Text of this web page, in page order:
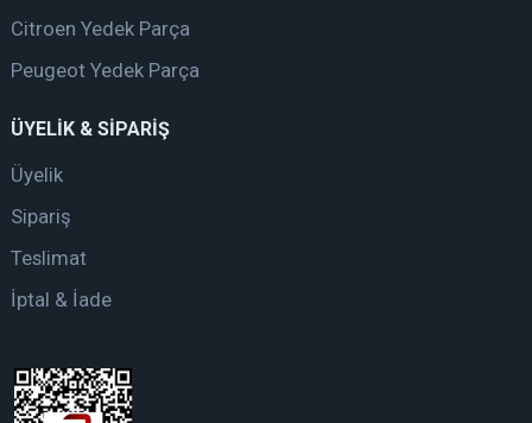
Citroen Yedek Parça
Peugeot Yedek Parça
ÜYELİK & SİPARİŞ
Üyelik
Sipariş
Teslimat
İptal & İade